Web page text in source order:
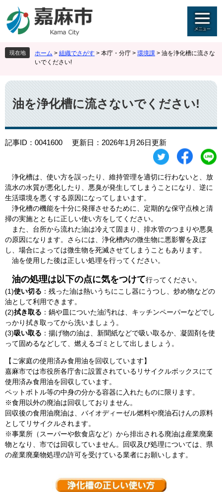
ジ
先
頭
。
ュ
を
飛
て
本
文
へ
現在地 ホーム > 組織でさがす > 本庁・分庁 > 環境課 > 油を浄化槽に流さな
いでください!
本
文
油を浄化槽に流さないでください!
記事ID：0041600 更新日：2026年1月26日更新
浄化槽は、使い方を誤ったり、維持管理を適切に行わないと、放
流水の水質が悪化したり、悪臭が発生してしまうことになり、逆に
生活環境を悪くする原因になってしまいます。
浄化槽の機能を十分に発揮させるために、定期的な保守点検と清
掃の実施とともに正しい使い方をしてください。
また、台所から流れた油は冷えて固まり、排水管のつまりや悪臭
の原因になります。さらには、浄化槽内の微生物に悪影響を及ぼ
し、場合によっては微生物を死滅させてしまうこともあります。
油を使用した後は正しい処理を行ってください。
油の処理は以下の点に気をつけて行ってください。
(1)使い切る ：残った油は熱いうちにこし器にうつし、炒め物などの
油として利用できます。
(2)拭き取る ：鍋や皿についた油汚れは、キッチンペーパーなどでし
っかり拭き取ってから洗いましょう。
(3)吸い取る ：揚げ物の油は、新聞紙などで吸い取るか、凝固剤を使
って固めるなどして、燃えるゴミとして出しましょう。
【ご家庭の使用済み食用油を回収しています】
嘉麻市では市役所各庁舎に設置されているリサイクルボックスにて
使用済み食用油を回収しています。
ペットボトル等の中身の分かる容器に入れたものに限ります。
※食用以外の廃油は回収しておりません。
回収後の食用油廃油は、バイオディーゼル燃料や廃油石けんの原料
としてリサイクルされます。
※事業所（スーパーや飲食店など）から排出される廃油は産業廃棄
物となり、市では回収していません。回収及び処理については、県
の産業廃棄物処理の許可を受けている業者にお願いします。